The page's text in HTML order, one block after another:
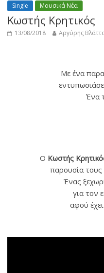
Single Μουσικά Νέα
Κωστής Κρητικός
13/08/2018 Αργύρης
Με ένα
Ένα
Ο Κωστής
παρουσία τους
Ένας
για τον
αφού